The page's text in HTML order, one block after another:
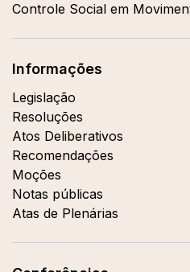
Controle Social em
Informações
Legislação
Resoluções
Atos Deliberativos
Recomendações
Moções
Notas públicas
Atas de Plenárias